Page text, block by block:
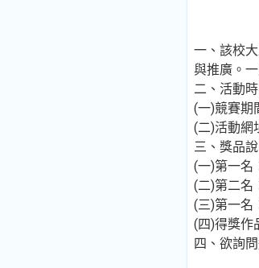
一、該校
與推廣。
二、活動
(一)競賽期
(二)活動網
三、獎品說
(一)第一名
(二)第二名
(三)第一名
(四)得獎作
四、欲詢